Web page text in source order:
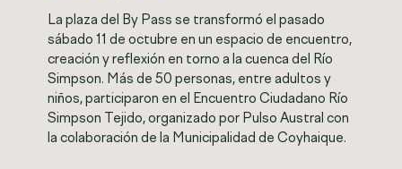
La plaza del By Pass se transformó el pasado
sábado 11 de octubre en un espacio de encuentro,
creación y reflexión en torno a la cuenca del Río
Simpson. Más de 50 personas, entre adultos y
niños, participaron en el Encuentro Ciudadano Río
Simpson Tejido, organizado por Pulso Austral con
la colaboración de la Municipalidad de Coyhaique.